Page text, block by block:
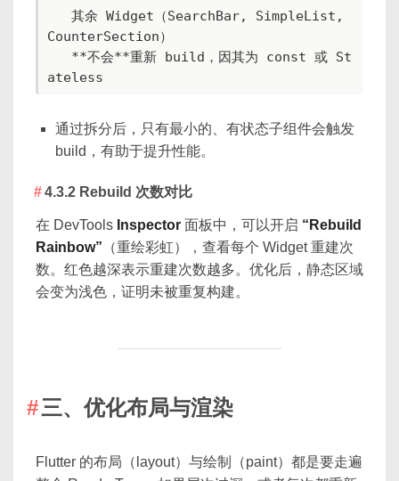
CounterSection）
ateless
通过拆分后，只有最小的、有状态子组件会触发
build，有助于提升性能。
4.3.2 Rebuild 次数对比
在 DevTools Inspector 面板中，可以开启 “Rebuild
Rainbow” （重绘彩虹），查看每个 Widget 重建次
数。红色越深表示重建次数越多。优化后，静态区域
会变为浅色，证明未被重复构建。
三、优化布局与渲染
Flutter 的布局（layout）与绘制（paint）都是要走遍